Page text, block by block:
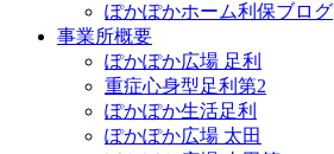
ぽかぽかホーム利保ブログ
事業所概要
ぽかぽか広場 足利
重症心身型足利第2
ぽかぽか生活足利
ぽかぽか広場 太田